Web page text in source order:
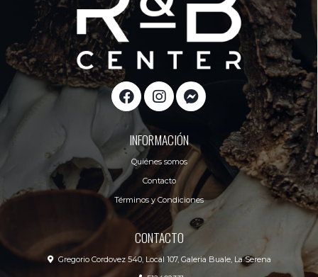
INFORMACIÓN
Quiénes somos
Contacto
Términos y Condiciones
CONTACTO
Gregorio Cordovez 540, Local 107, Galeria Buale, La Serena